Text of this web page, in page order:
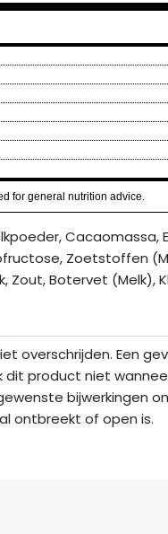
for general nutrition advice.
Cacaomassa,
Zoetstoffen
Zout, Botervet (Melk),
overschrijden. Een
product niet
bijwerkingen
ontbreekt of open is.